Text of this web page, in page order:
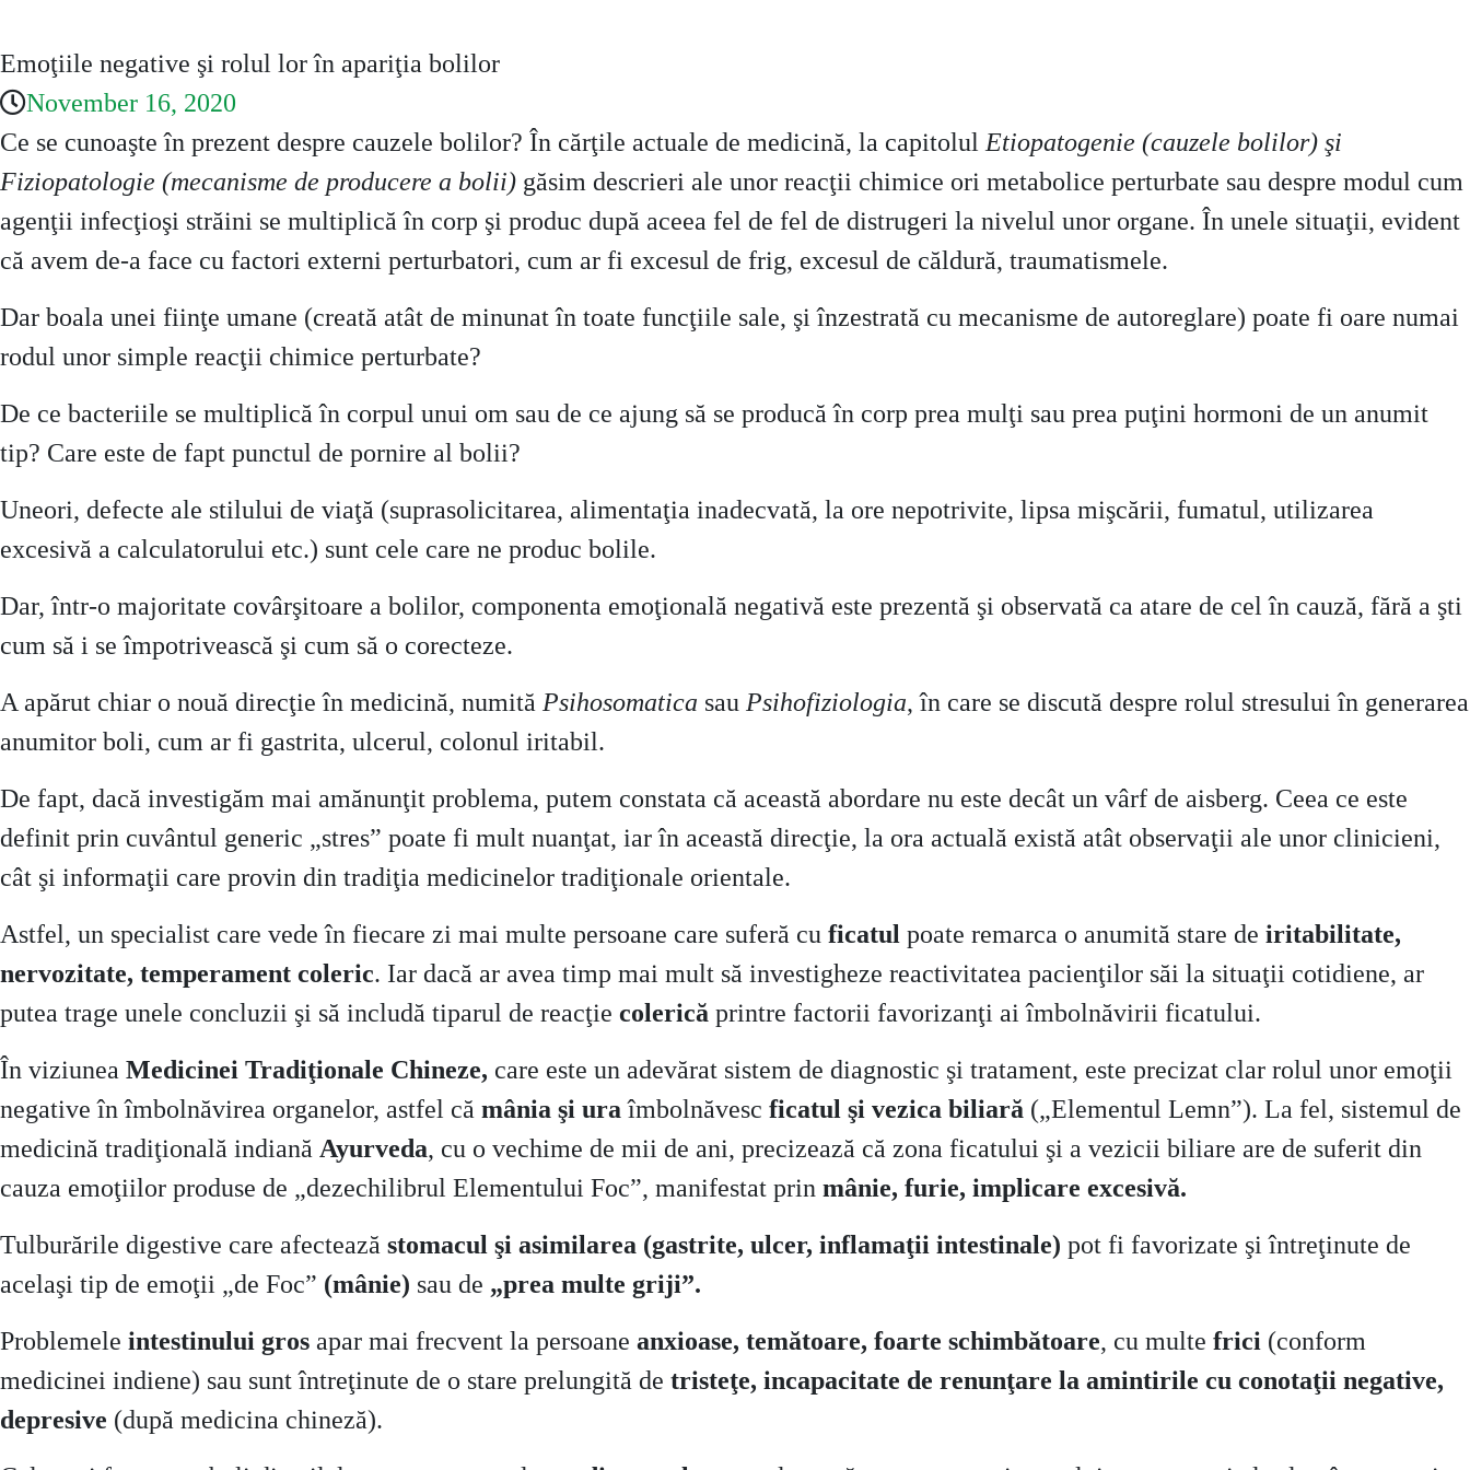
Emoţiile negative şi rolul lor în apariţia bolilor
November 16, 2020
Ce se cunoaşte în prezent despre cauzele bolilor? În cărţile actuale de medicină, la capitolulEtiopatogenie (cauzele bolilor) şi
Fiziopatologie (mecanisme de producere a bolii) găsim descrieri ale unor reacţii chimice ori metabolice perturbate sau despre modul cum
agenţii infecţioşi străini se multiplică în corp şi produc după aceea fel de fel de distrugeri la nivelul unor organe. În unele situaţii, evident
că avem de-a face cu factori externi perturbatori, cum ar fi excesul de frig, excesul de căldură, traumatismele.
Dar boala unei fiinţe umane (creată atât de minunat în toate funcţiile sale, şi înzestrată cu mecanisme de autoreglare) poate fi oare numai
rodul unor simple reacţii chimice perturbate?
De ce bacteriile se multiplică în corpul unui om sau de ce ajung să se producă în corp prea mulţi sau prea puţini hormoni de un anumit
tip? Care este de fapt punctul de pornire al bolii?
Uneori, defecte ale stilului de viaţă (suprasolicitarea, alimentaţia inadecvată, la ore nepotrivite, lipsa mişcării, fumatul, utilizarea
excesivă a calculatorului etc.) sunt cele care ne produc bolile.
Dar, într-o majoritate covârşitoare a bolilor, componenta emoţională negativă este prezentă şi observată ca atare de cel în cauză, fără a şti
cum să i se împotrivească şi cum să o corecteze.
A apărut chiar o nouă direcţie în medicină, numită Psihosomatica sau Psihofiziologia, în care se discută despre rolul stresului în generarea
anumitor boli, cum ar fi gastrita, ulcerul, colonul iritabil.
De fapt, dacă investigăm mai amănunţit problema, putem constata că această abordare nu este decât un vârf de aisberg. Ceea ce este
definit prin cuvântul generic „stres” poate fi mult nuanţat, iar în această direcţie, la ora actuală există atât observaţii ale unor clinicieni,
cât şi informaţii care provin din tradiţia medicinelor tradiţionale orientale.
Astfel, un specialist care vede în fiecare zi mai multe persoane care suferă cu ficatul poate remarca o anumită stare de iritabilitate,
nervozitate, temperament coleric. Iar dacă ar avea timp mai mult să investigheze reactivitatea pacienţilor săi la situaţii cotidiene, ar
putea trage unele concluzii şi să includă tiparul de reacţie colerică printre factorii favorizanţi ai îmbolnăvirii ficatului.
În viziunea Medicinei Tradiţionale Chineze, care este un adevărat sistem de diagnostic şi tratament, este precizat clar rolul unor emoţii
negative în îmbolnăvirea organelor, astfel că mânia şi uraîmbolnăvesc ficatul şi vezica biliară („Elementul Lemn”). La fel, sistemul de
medicină tradiţională indiană Ayurveda, cu o vechime de mii de ani, precizează că zona ficatului şi a vezicii biliare are de suferit din
cauza emoţiilor produse de „dezechilibrul Elementului Foc”, manifestat prin mânie, furie, implicare excesivă.
Tulburările digestive care afectează stomacul şi asimilarea (gastrite, ulcer, inflamaţii intestinale) pot fi favorizate şi întreţinute de
acelaşi tip de emoţii „de Foc” (mânie) sau de „prea multe griji”.
Problemele intestinului gros apar mai frecvent la persoane anxioase, temătoare, foarte schimbătoare, cu multe frici (conform
medicinei indiene) sau sunt întreţinute de o stare prelungită de tristeţe, incapacitate de renunţare la amintirile cu conotaţii negative,
depresive (după medicina chineză).